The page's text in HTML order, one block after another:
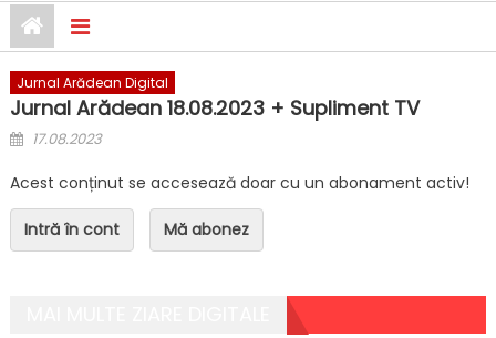
Jurnal Arădean Digital
Jurnal Arădean 18.08.2023 + Supliment TV
Posted on
17.08.2023
Acest conținut se accesează doar cu un abonament activ!
Intră în cont Mă abonez